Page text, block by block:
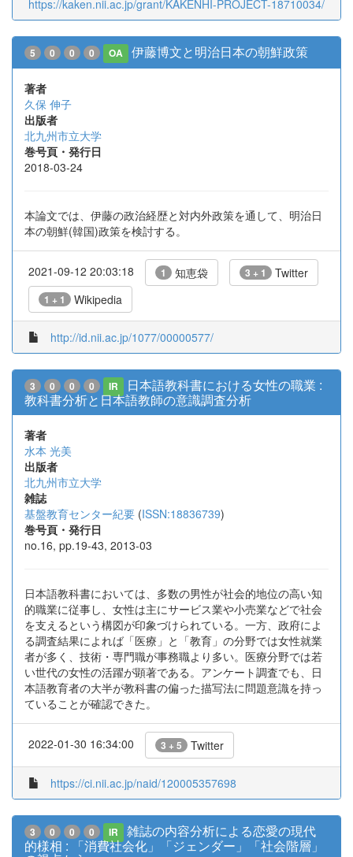
https://kaken.nii.ac.jp/grant/KAKENHI-PROJECT-18710034/
5 0 0 0 OA 伊藤博文と明治日本の朝鮮政策
著者
久保 伸子
出版者
北九州市立大学
巻号頁・発行日
2018-03-24
本論文では、伊藤の政治経歴と対内外政策を通して、明治日
本の朝鮮(韓国)政策を検討する。
2021-09-12 20:03:18 1 知恵袋 3 + 1 Twitter
1 + 1 Wikipedia
http://id.nii.ac.jp/1077/00000577/
3 0 0 0 IR
日本語教科書における女性の職業 :
教科書分析と日本語教師の意識調査分析
著者
水本 光美
出版者
北九州市立大学
雑誌
基盤教育センター紀要 (ISSN:18836739)
巻号頁・発行日
no.16, pp.19-43, 2013-03
日本語教科書においては、多数の男性が社会的地位の高い知
的職業に従事し、女性は主にサービス業や小売業などで社会
を支えるという構図が印象づけられている。一方、政府によ
る調査結果によれば「医療」と「教育」の分野では女性就業
者が多く、技術・専門職が事務職より多い。医療分野では若
い世代の女性の活躍が顕著である。アンケート調査でも、日
本語教育者の大半が教科書の偏った描写法に問題意識を持っ
ていることが確認できた。
2022-01-30 16:34:00 3 + 5 Twitter
https://ci.nii.ac.jp/naid/120005357698
3 0 0 0 IR
雑誌の内容分析による恋愛の現代
的様相 : 「消費社会化」「ジェンダー」「社会階層」